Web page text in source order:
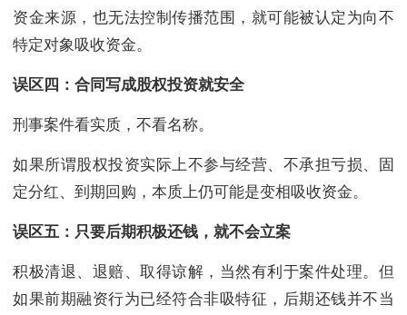
资金来源，也无法控制传播范围，就可能被认定为向不
特定对象吸收资金。
误区四：合同写成股权投资就安全
刑事案件看实质，不看名称。
如果所谓股权投资实际上不参与经营、不承担亏损、固
定分红、到期回购，本质上仍可能是变相吸收资金。
误区五：只要后期积极还钱，就不会立案
积极清退、退赔、取得谅解，当然有利于案件处理。但
如果前期融资行为已经符合非吸特征，后期还钱并不当